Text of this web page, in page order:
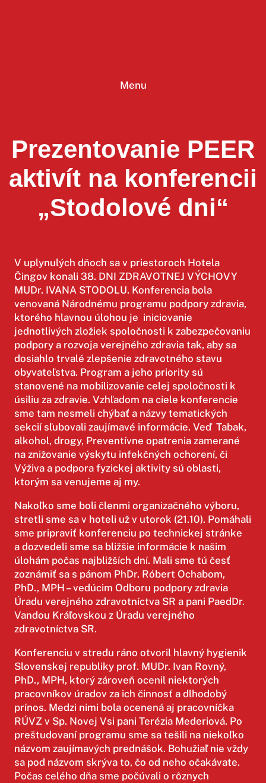
Menu
Prezentovanie PEER
aktivít na konferencii
„Stodolové dni“
V uplynulých dňoch sa v priestoroch Hotela
Čingov konali 38. DNI ZDRAVOTNEJ VÝCHOVY
MUDr. IVANA STODOLU. Konferencia bola
venovaná Národnému programu podpory zdravia,
ktorého hlavnou úlohou je iniciovanie
jednotlivých zložiek spoločnosti k zabezpečovaniu
podpory a rozvoja verejného zdravia tak, aby sa
dosiahlo trvalé zlepšenie zdravotného stavu
obyvateľstva. Program a jeho priority sú
stanovené na mobilizovanie celej spoločnosti k
úsiliu za zdravie. Vzhľadom na ciele konferencie
sme tam nesmeli chýbať a názvy tematických
sekcií sľubovali zaujímavé informácie. Veď Tabak,
alkohol, drogy, Preventívne opatrenia zamerané
na znižovanie výskytu infekčných ochorení, či
Výživa a podpora fyzickej aktivity sú oblasti,
ktorým sa venujeme aj my.
Nakoľko sme boli členmi organizačného výboru,
stretli sme sa v hoteli už v utorok (21.10). Pomáhali
sme pripraviť konferenciu po technickej stránke
a dozvedeli sme sa bližšie informácie k našim
úlohám počas najbližších dní. Mali sme tú česť
zoznámiť sa s pánom PhDr. Róbert Ochabom,
PhD., MPH – vedúcim Odboru podpory zdravia
Úradu verejného zdravotníctva SR a pani PaedDr.
Vandou Kráľovskou z Úradu verejného
zdravotníctva SR.
Konferenciu v stredu ráno otvoril hlavný hygienik
Slovenskej republiky prof. MUDr. Ivan Rovný,
PhD., MPH, ktorý zároveň ocenil niektorých
pracovníkov úradov za ich činnosť a dlhodobý
prínos. Medzi nimi bola ocenená aj pracovníčka
RÚVZ v Sp. Novej Vsi pani Terézia Mederiová. Po
preštudovaní programu sme sa tešili na niekoľko
názvom zaujímavých prednášok. Bohužiaľ nie vždy
sa pod názvom skrýva to, čo od neho očakávate.
Počas celého dňa sme počúvali o rôznych